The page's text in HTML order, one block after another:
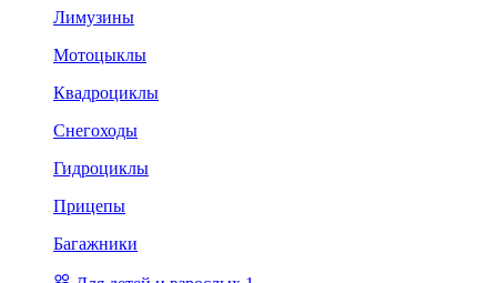
Лимузины
Мотоцыклы
Квадроциклы
Снегоходы
Гидроциклы
Прицепы
Багажники